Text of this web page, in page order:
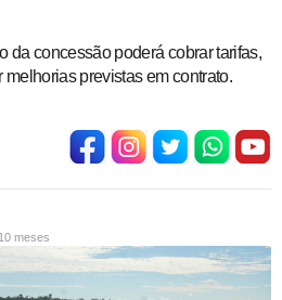
da concessão poderá cobrar tarifas,
previstas em contrato.
meses